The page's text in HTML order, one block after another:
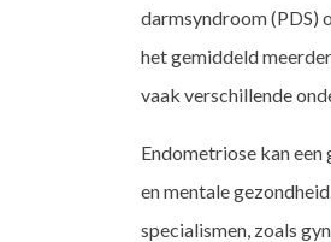
darmsyndroom (PDS)
het gemiddeld
vaak verschillende
Endometriose kan
en mentale
specialismen, zoals